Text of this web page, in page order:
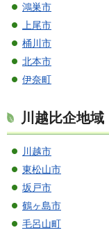
鴻巣市
上尾市
桶川市
北本市
伊奈町
川越比企地域
川越市
東松山市
坂戸市
鶴ヶ島市
毛呂山町